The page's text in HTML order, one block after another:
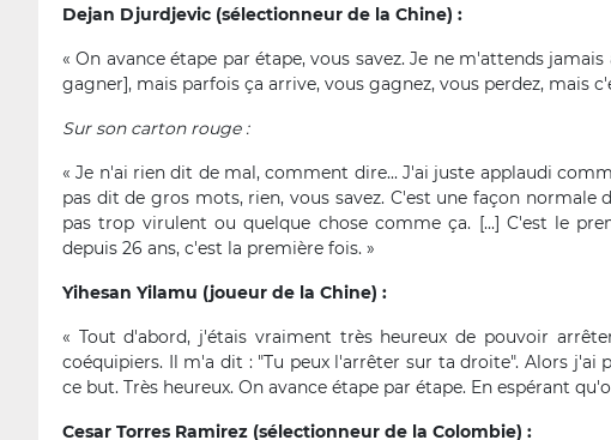
Dejan Djurdjevic (sélectionneur de la Chine) :
« On avance étape par étape, vous savez. Je ne m'attends
gagner], mais parfois ça arrive, vous gagnez, vous perdez, mais
Sur son carton rouge :
« Je n'ai rien dit de mal, comment dire... J'ai juste applaudi
pas dit de gros mots, rien, vous savez. C'est une façon normale
pas trop virulent ou quelque chose comme ça. [...] C'est le
depuis 26 ans, c'est la première fois. »
Yihesan Yilamu (joueur de la Chine) :
« Tout d'abord, j'étais vraiment très heureux de pouvoir
coéquipiers. Il m'a dit : "Tu peux l'arrêter sur ta droite". Alors
ce but. Très heureux. On avance étape par étape. En espérant
Cesar Torres Ramirez (sélectionneur de la Colombie) :